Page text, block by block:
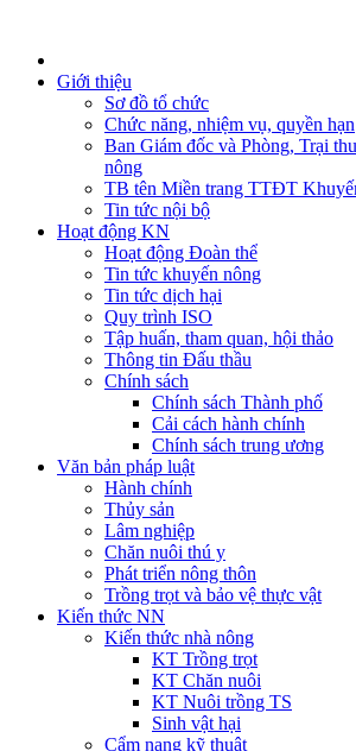
Giới thiệu
Sơ đồ tổ chức
Chức năng, nhiệm vụ, quyền hạn
Ban Giám đốc và Phòng, Trại
nông
TB tên Miền trang TTĐT
Tin tức nội bộ
Hoạt động KN
Hoạt động Đoàn thể
Tin tức khuyến nông
Tin tức dịch hại
Quy trình ISO
Tập huấn, tham quan, hội thảo
Thông tin Đấu thầu
Chính sách
Chính sách Thành phố
Cải cách hành chính
Chính sách trung ương
Văn bản pháp luật
Hành chính
Thủy sản
Lâm nghiệp
Chăn nuôi thú y
Phát triển nông thôn
Trồng trọt và bảo vệ thực vật
Kiến thức NN
Kiến thức nhà nông
KT Trồng trọt
KT Chăn nuôi
KT Nuôi trồng TS
Sinh vật hại
Cẩm nang kỹ thuật